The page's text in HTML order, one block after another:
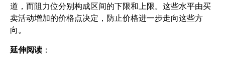
道，而阻力位分别构成区间的下限和上限。这些水平由买
卖活动增加的价格点决定，防止价格进一步走向这些方
向。
延伸阅读 ：